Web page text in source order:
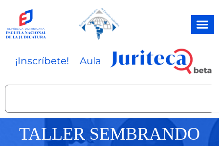
contenido
¡Inscríbete! Aula
Search
TALLER SEMBRANDO